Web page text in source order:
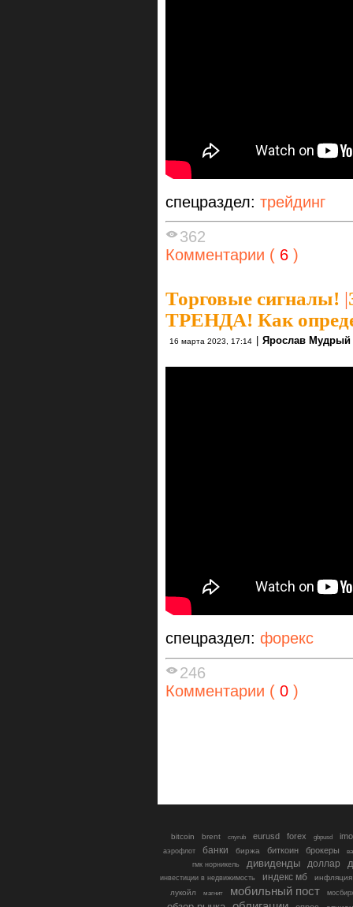
спецраздел: трейдинг
362
Комментарии ( 6 )
Торговые сигналы! |
ТРЕНДА! Как
16 марта 2023, 17:14 Ярослав Мудрый
спецраздел: форекс
246
Комментарии ( 0 )
bitcoin brent cnyrub eurusd forex gbpusd
аэрофлот банки биржа биткоин брокеры
гмк норникель
дивиденды доллар
инвестиции в недвижимость индекс мб
инфляция
лукойл
магнит мобильный пост